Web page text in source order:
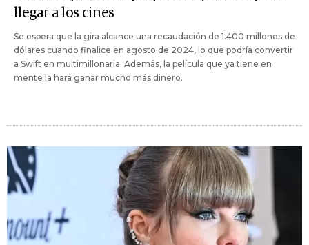
llegar a los cines
Se espera que la gira alcance una recaudación de 1.400 millones de
dólares cuando finalice en agosto de 2024, lo que podría convertir
a Swift en multimillonaria. Además, la película que ya tiene en
mente la hará ganar mucho más dinero.